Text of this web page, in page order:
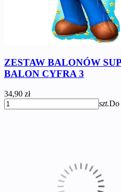
ZESTAW BALONÓW
BALON CYFRA 3
34,90 zł
szt.Do